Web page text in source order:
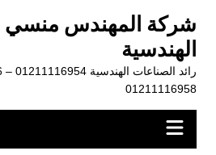
المحتوى
شركة المهندس منسي
الهندسية
01211116958